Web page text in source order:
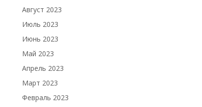
Август 2023
Июль 2023
Июнь 2023
Май 2023
Апрель 2023
Март 2023
Февраль 2023